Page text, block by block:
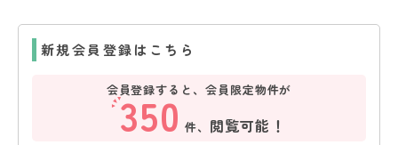
新規会員登録はこちら
会員登録すると、会員限定物件が
350 件、 閲覧可能！